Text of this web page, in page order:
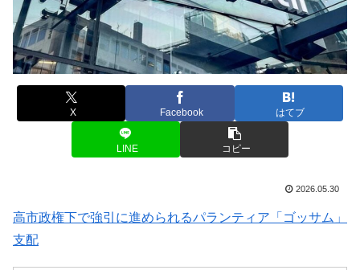
X Facebook はてブ
LINE コピー
2026.05.30
高市政権下で強引に進められるパランティア「ゴッサム」
支配